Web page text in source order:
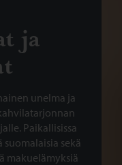
ja
unelma ja
Paikallisissa
sekä
makuelämyksiä